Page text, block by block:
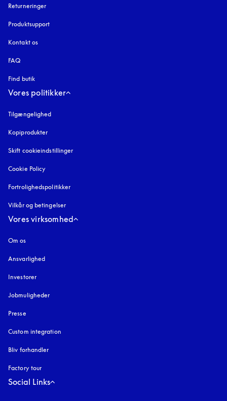
Returneringer
Produktsupport
Kontakt os
FAQ
Find butik
Vores politikker
Tilgængelighed
Kopiprodukter
Skift cookieindstillinger
Cookie Policy
Fortrolighedspolitikker
Vilkår og betingelser
Vores virksomhed
Om os
Ansvarlighed
Investorer
Jobmuligheder
Presse
Custom integration
Bliv forhandler
Factory tour
Social Links